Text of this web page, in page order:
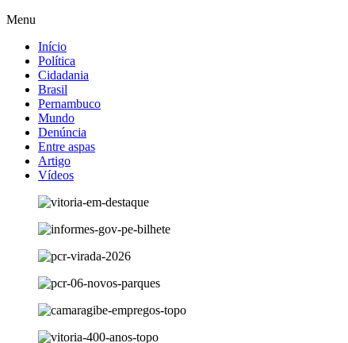
Menu
Início
Política
Cidadania
Brasil
Pernambuco
Mundo
Denúncia
Entre aspas
Artigo
Vídeos